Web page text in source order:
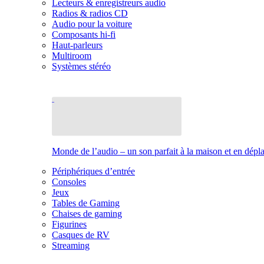
Lecteurs & enregistreurs audio
Radios & radios CD
Audio pour la voiture
Composants hi-fi
Haut-parleurs
Multiroom
Systèmes stéréo
Monde de l’audio – un son parfait à la maison et en
Périphériques d’entrée
Consoles
Jeux
Tables de Gaming
Chaises de gaming
Figurines
Casques de RV
Streaming